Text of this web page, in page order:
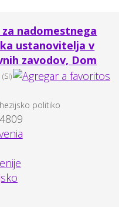
za nadomestnega
ustanovitelja v
zavodov, Dom
(SI)
politiko